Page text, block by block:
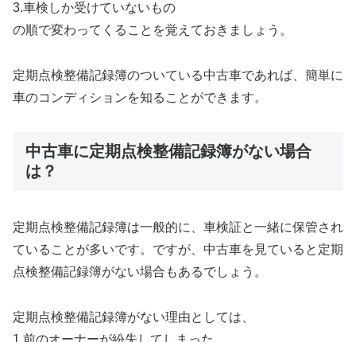
3.車検しか受けていないもの
の順で変わってくることを覚えておきましょう。
定期点検整備記録簿のついている中古車であれば、簡単に
車のコンディションを知ることができます。
中古車に定期点検整備記録簿がない場合
は？
定期点検整備記録簿は一般的に、車検証と一緒に保管され
ていることが多いです。ですが、中古車を見ていると定期
点検整備記録簿がない場合もあるでしょう。
定期点検整備記録簿がない理由としては、
1.前のオーナーが紛失してしまった